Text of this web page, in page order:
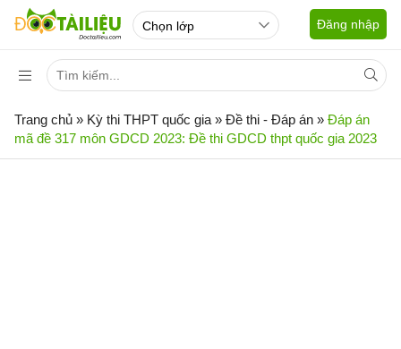
Đăng nhập
Trang chủ » Kỳ thi THPT quốc gia » Đề thi - Đáp án » Đáp án
mã đề 317 môn GDCD 2023: Đề thi GDCD thpt quốc gia 2023